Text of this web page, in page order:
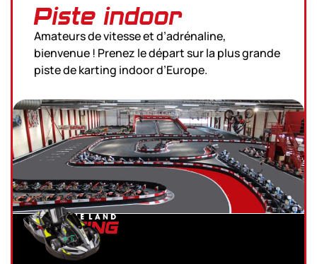
Piste indoor
Amateurs de vitesse et d’adrénaline,
bienvenue ! Prenez le départ sur la plus grande
piste de karting indoor d’Europe.